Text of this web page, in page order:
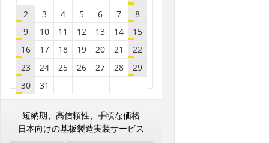
2
3 4 5 6 7
8
9
10 11 12 13 14
15
16
17 18 19 20 21
22
23
24 25 26 27 28
29
30
31
日
月 火 水 木 金
土
1
2 3
5
2026年 8月
August
日
月 火 水 木 金
土
短納期、高信頼性、手頃な価格
日本向けの基板製造実装サービス
B8***1A
8.9
5
B8***1A
8.9
10
B8***5A
8.9
5
B8***5A
8.9
5
B6***3A
8.9
15
B8***8A
B8***8A
8.9
5
B8***4A
8.9
5